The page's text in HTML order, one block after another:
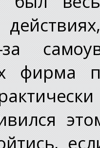
фирма